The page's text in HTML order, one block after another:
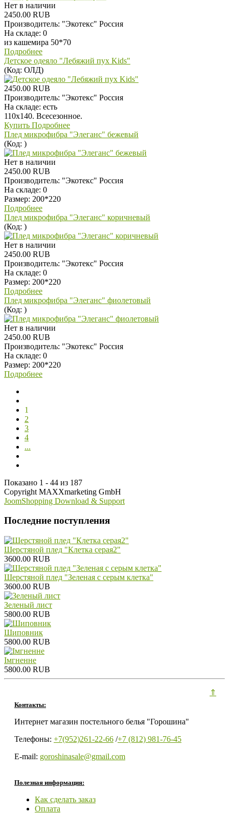
Нет в наличии
2450.00 RUB
Производитель: "Экотекс" Россия
На складе: 0
из кашемира 50*70
Подробнее
Детское одеяло "Лебяжий пух Kids"
(Код: ОЛД)
2450.00 RUB
Производитель: "Экотекс" Россия
На складе: есть
110х140. Всесезонное.
Купить Подробнее
Плед микрофибра "Элеганс" бежевый
(Код: )
Нет в наличии
2450.00 RUB
Производитель: "Экотекс" Россия
На складе: 0
Размер: 200*220
Подробнее
Плед микрофибра "Элеганс" коричневый
(Код: )
Нет в наличии
2450.00 RUB
Производитель: "Экотекс" Россия
На складе: 0
Размер: 200*220
Подробнее
Плед микрофибра "Элеганс" фиолетовый
(Код: )
Нет в наличии
2450.00 RUB
Производитель: "Экотекс" Россия
На складе: 0
Размер: 200*220
Подробнее
1
2
3
4
...
Показано 1 - 44 из 187
Copyright MAXXmarketing GmbH
JoomShopping Download & Support
Последние поступления
Шерстяной плед "Клетка серая2"
3600.00 RUB
Шерстяной плед "Зеленая с серым клетка"
3600.00 RUB
Зеленый лист
5800.00 RUB
Шиповник
5800.00 RUB
Iмгненне
5800.00 RUB
Контакты:
Интернет магазин постельного белья "Горошина"
Телефоны: +7(952)261-22-66 /+7 (812) 981-76-45
E-mail: goroshinasale@gmail.com
Полезная информация:
Как сделать заказ
Оплата
⇑